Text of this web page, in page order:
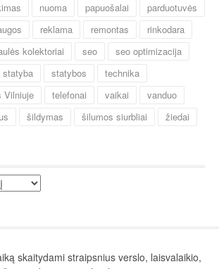
nuoma papuošalai
parduotuvės
reklama remontas
rinkodara
kolektoriai seo
seo optimizacija
statyba statybos
technika
Vilniuje
telefonai vaikai
vanduo
šildymas šilumos siurbliai žiedai
skaitydami straipsnius verslo, laisvalaikio,